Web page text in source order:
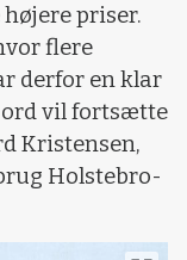
priser.
flere
derfor en klar
vil fortsætte
Kristensen,
Holstebro-